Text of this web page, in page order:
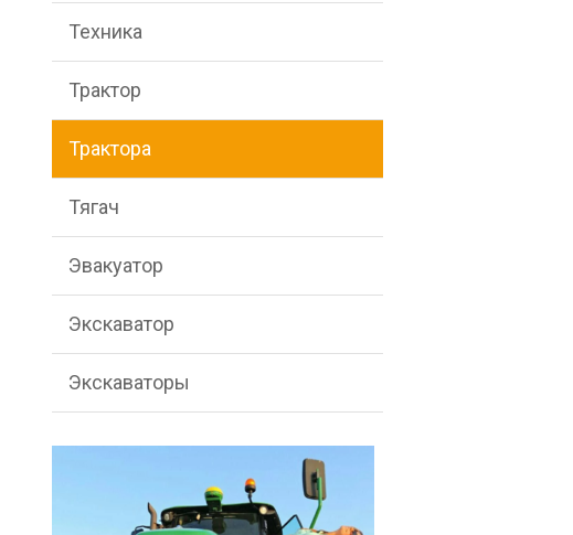
Техника
Трактор
Трактора
Тягач
Эвакуатор
Экскаватор
Экскаваторы